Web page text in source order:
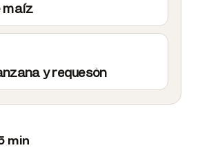
maíz
y requesón
min